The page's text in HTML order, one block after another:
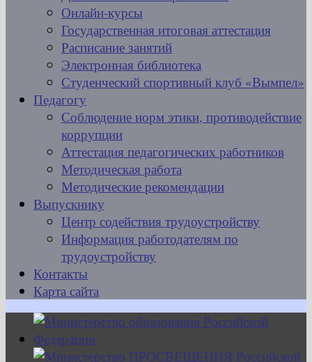
Онлайн-курсы
Государственная итоговая аттестация
Расписание занятий
Электронная библиотека
Студенческий спортивный клуб «Вымпел»
Педагогу
Соблюдение норм этики, противодействие
коррупции
Аттестация педагогических работников
Методическая работа
Методические рекомендации
Выпускнику
Центр содействия трудоустройству
Информация работодателям по
трудоустройству
Контакты
Карта сайта